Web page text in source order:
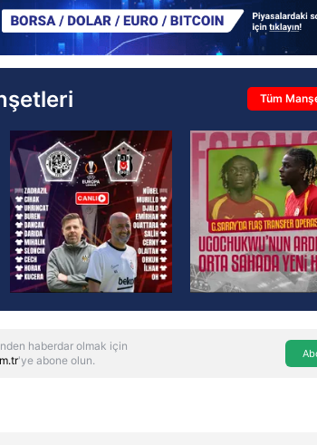
Tüm
haberdar olmak için
'ye abone olun.